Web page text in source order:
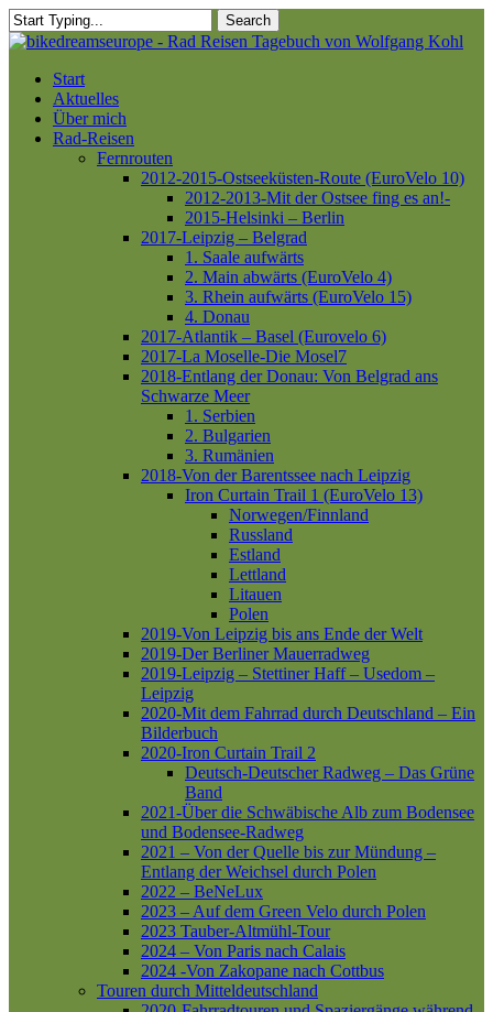
Skip
to
content
Search
Close
Menu
Start
Aktuelles
Über mich
Rad-Reisen
Fernrouten
2012-2015-Ostseeküsten-Route (EuroVelo 10)
2012-2013-Mit der Ostsee fing es an!-
2015-Helsinki – Berlin
2017-Leipzig – Belgrad
1. Saale aufwärts
2. Main abwärts (EuroVelo 4)
3. Rhein aufwärts (EuroVelo 15)
4. Donau
2017-Atlantik – Basel (Eurovelo 6)
2017-La Moselle-Die Mosel7
2018-Entlang der Donau: Von Belgrad ans
Schwarze Meer
1. Serbien
2. Bulgarien
3. Rumänien
2018-Von der Barentssee nach Leipzig
Iron Curtain Trail 1 (EuroVelo 13)
Norwegen/Finnland
Russland
Estland
Lettland
Litauen
Polen
2019-Von Leipzig bis ans Ende der Welt
2019-Der Berliner Mauerradweg
2019-Leipzig – Stettiner Haff – Usedom –
Leipzig
2020-Mit dem Fahrrad durch Deutschland – Ein
Bilderbuch
2020-Iron Curtain Trail 2
Deutsch-Deutscher Radweg – Das Grüne
Band
2021-Über die Schwäbische Alb zum Bodensee
und Bodensee-Radweg
2021 – Von der Quelle bis zur Mündung –
Entlang der Weichsel durch Polen
2022 – BeNeLux
2023 – Auf dem Green Velo durch Polen
2023 Tauber-Altmühl-Tour
2024 – Von Paris nach Calais
2024 -Von Zakopane nach Cottbus
Touren durch Mitteldeutschland